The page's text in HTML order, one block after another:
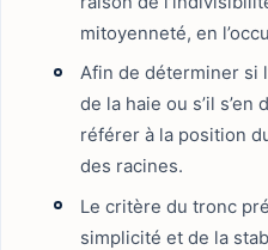
mitoyenneté, en
Afin de déterminer si
de la haie ou s’il
référer à la position
des racines.
Le critère du tronc
simplicité et de la